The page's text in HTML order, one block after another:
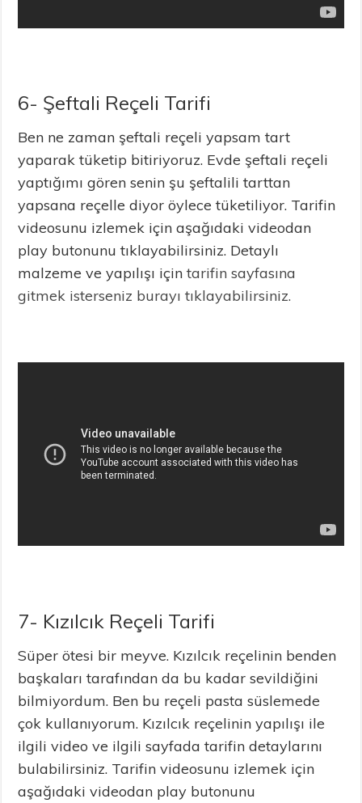
6- Şeftali Reçeli Tarifi
Ben ne zaman şeftali reçeli yapsam tart
yaparak tüketip bitiriyoruz. Evde şeftali reçeli
yaptığımı gören senin şu şeftalili tarttan
yapsana reçelle diyor öylece tüketiliyor. Tarifin
videosunu izlemek için aşağıdaki videodan
play butonunu tıklayabilirsiniz. Detaylı
malzeme ve yapılışı içintarifin sayfasına
gitmek isterseniz burayı tıklayabilirsiniz.
7- Kızılcık Reçeli Tarifi
Süper ötesi bir meyve. Kızılcık reçelinin benden
başkaları tarafından da bu kadar sevildiğini
bilmiyordum. Ben bu reçeli pasta süslemede
çok kullanıyorum. Kızılcık reçelinin yapılışı ile
ilgili video ve ilgili sayfada tarifin detaylarını
bulabilirsiniz. Tarifin videosunu izlemek için
aşağıdaki videodan play butonunu